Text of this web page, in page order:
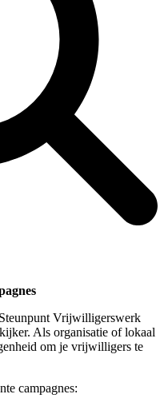
Vrijwilligerswerk
Als organisatie of lokaal
om je vrijwilligers te
campagnes: